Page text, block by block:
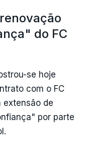
do FC
se hoje
com o FC
extensão de
por parte